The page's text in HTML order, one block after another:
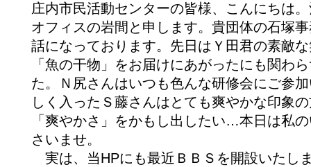
庄内市民活動センターの皆様、こんにちは
オフィスの岩間と申します。貴団体の石塚
話になっております。先日はＹ田君の素敵
「魚の干物」をお届けにあがったにも関わ
た。Ｎ尻さんはいつも色んな研修会にご参
しく入ったＳ藤さんはとても爽やかな印象
「爽やかさ」をかもし出したい…本日は私
さいませ。
実は、当HPにも最近ＢＢＳを開設いたし